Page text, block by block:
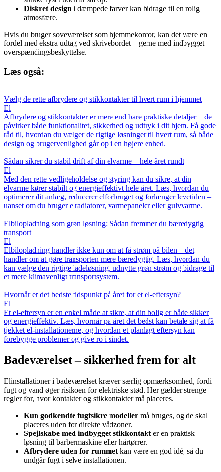
Diskret design i dæmpede farver kan bidrage til en rolig
atmosfære.
Hvis du bruger soveværelset som hjemmekontor, kan det være en
fordel med ekstra udtag ved skrivebordet – gerne med indbygget
overspændingsbeskyttelse.
Læs også:
Vælg de rette afbrydere og stikkontakter til hvert rum i hjemmet
El
Afbrydere og stikkontakter er mere end bare praktiske detaljer – de
påvirker både funktionalitet, sikkerhed og udtryk i dit hjem. Få gode
råd til, hvordan du vælger de rigtige løsninger til hvert rum, så både
design og brugervenlighed går op i en højere enhed.
Sådan sikrer du stabil drift af din elvarme – hele året rundt
El
Med den rette vedligeholdelse og styring kan du sikre, at din
elvarme kører stabilt og energieffektivt hele året. Læs, hvordan du
optimerer dit anlæg, reducerer elforbruget og forlænger levetiden –
uanset om du bruger elradiatorer, varmepaneler eller gulvvarme.
Elbilopladning som grøn løsning: Sådan fremmer du bæredygtig
transport
El
Elbilopladning handler ikke kun om at få strøm på bilen – det
handler om at gøre transporten mere bæredygtig. Læs, hvordan du
kan vælge den rigtige ladeløsning, udnytte grøn strøm og bidrage til
et mere klimavenligt transportsystem.
Hvornår er det bedste tidspunkt på året for et el-eftersyn?
El
Et el-eftersyn er en enkel måde at sikre, at din bolig er både sikker
og energieffektiv. Læs, hvornår på året det bedst kan betale sig at få
tjekket el-installationerne, og hvordan et planlagt eftersyn kan
forebygge problemer og give ro i sindet.
Badeværelset – sikkerhed frem for alt
Elinstallationer i badeværelset kræver særlig opmærksomhed, fordi
fugt og vand øger risikoen for elektriske stød. Her gælder strenge
regler for, hvor kontakter og stikkontakter må placeres.
Kun godkendte fugtsikre modeller må bruges, og de skal
placeres uden for direkte vådzoner.
Spejlskabe med indbygget stikkontakt er en praktisk
løsning til barbermaskine eller hårtørrer.
Afbrydere uden for rummet kan være en god idé, så du
undgår fugt i selve installationen.